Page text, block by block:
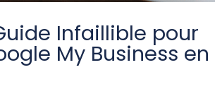
Infaillible pour
My Business en